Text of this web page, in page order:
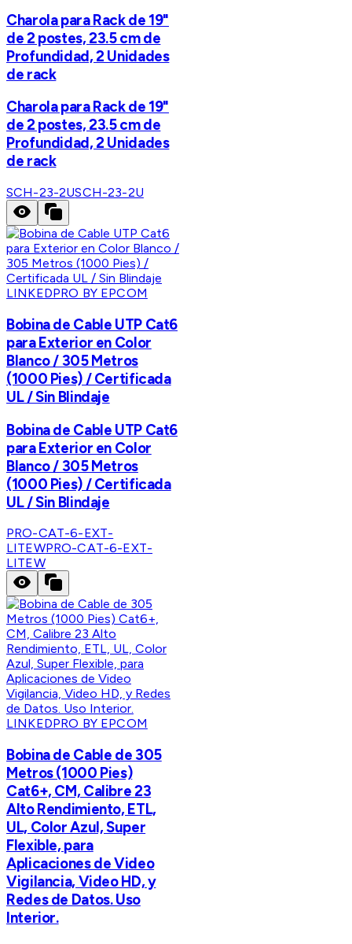
Charola para Rack de 19"
de 2 postes, 23.5 cm de
Profundidad, 2 Unidades
de rack
Charola para Rack de 19"
de 2 postes, 23.5 cm de
Profundidad, 2 Unidades
de rack
SCH-23-2USCH-23-2U
LINKEDPRO BY EPCOM
Bobina de Cable UTP Cat6
para Exterior en Color
Blanco / 305 Metros
(1000 Pies) / Certificada
UL / Sin Blindaje
Bobina de Cable UTP Cat6
para Exterior en Color
Blanco / 305 Metros
(1000 Pies) / Certificada
UL / Sin Blindaje
PRO-CAT-6-EXT-
LITEWPRO-CAT-6-EXT-
LITEW
LINKEDPRO BY EPCOM
Bobina de Cable de 305
Metros (1000 Pies)
Cat6+, CM, Calibre 23
Alto Rendimiento, ETL,
UL, Color Azul, Super
Flexible, para
Aplicaciones de Video
Vigilancia, Video HD, y
Redes de Datos. Uso
Interior.